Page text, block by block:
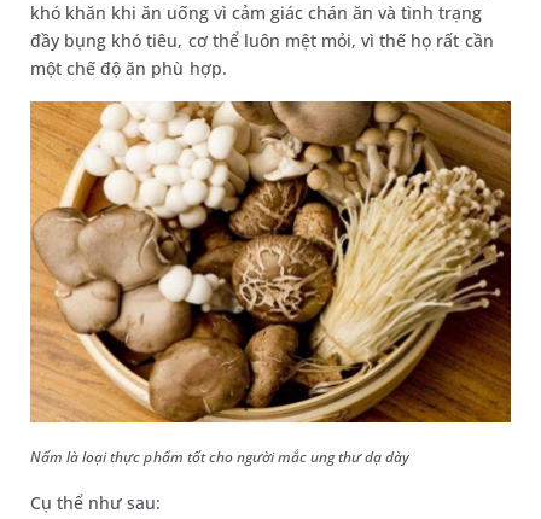
khó khăn khi ăn uống vì cảm giác chán ăn và tình trạng
đầy bụng khó tiêu, cơ thể luôn mệt mỏi, vì thế họ rất cần
một chế độ ăn phù hợp.
Nấm là loại thực phẩm tốt cho người mắc ung thư dạ dày
Cụ thể như sau: